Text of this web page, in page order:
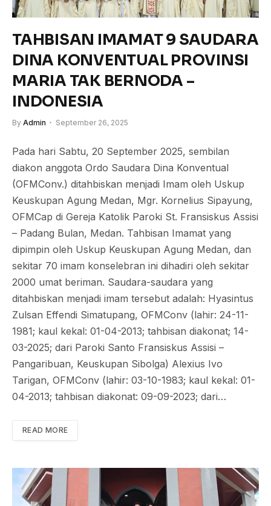
TAHBISAN IMAMAT 9 SAUDARA
DINA KONVENTUAL PROVINSI
MARIA TAK BERNODA –
INDONESIA
By Admin September 26, 2025
Pada hari Sabtu, 20 September 2025, sembilan
diakon anggota Ordo Saudara Dina Konventual
(OFMConv.) ditahbiskan menjadi Imam oleh Uskup
Keuskupan Agung Medan, Mgr. Kornelius Sipayung,
OFMCap di Gereja Katolik Paroki St. Fransiskus Assisi
– Padang Bulan, Medan. Tahbisan Imamat yang
dipimpin oleh Uskup Keuskupan Agung Medan, dan
sekitar 70 imam konselebran ini dihadiri oleh sekitar
2000 umat beriman. Saudara-saudara yang
ditahbiskan menjadi imam tersebut adalah: Hyasintus
Zulsan Effendi Simatupang, OFMConv (lahir: 24-11-
1981; kaul kekal: 01-04-2013; tahbisan diakonat; 14-
03-2025; dari Paroki Santo Fransiskus Assisi –
Pangaribuan, Keuskupan Sibolga) Alexius Ivo
Tarigan, OFMConv (lahir: 03-10-1983; kaul kekal: 01-
04-2013; tahbisan diakonat: 09-09-2023; dari…
READ MORE